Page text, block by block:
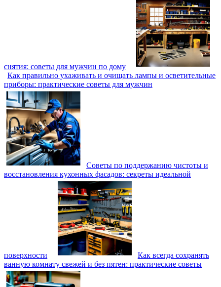
снятия: советы для мужчин по дому
Как правильно ухаживать и очищать лампы и осветительные
приборы: практические советы для мужчин
Советы по поддержанию чистоты и
восстановления кухонных фасадов: секреты идеальной
поверхности
Как всегда сохранять
ванную комнату свежей и без пятен: практические советы